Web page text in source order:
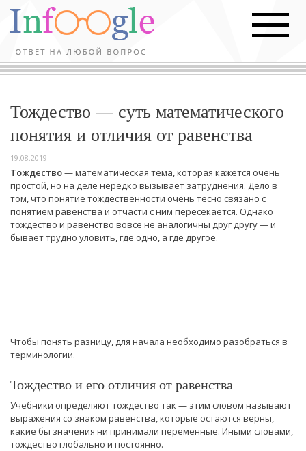
Тождество — суть математического
понятия и отличия от равенства
19.08.2019
Тождество— математическая тема, которая кажется очень
простой, но на деле нередко вызывает затруднения. Дело в
том, что понятие тождественности очень тесно связано с
понятием равенства и отчасти с ним пересекается. Однако
тождество и равенство вовсе не аналогичны друг другу — и
бывает трудно уловить, где одно, а где другое.
Чтобы понять разницу, для начала необходимо разобраться в
терминологии.
Тождество и его отличия от равенства
Учебники определяют тождество так — этим словом называют
выражения со знаком равенства, которые остаются верны,
какие бы значения ни принимали переменные. Иными словами,
тождество глобально и постоянно.